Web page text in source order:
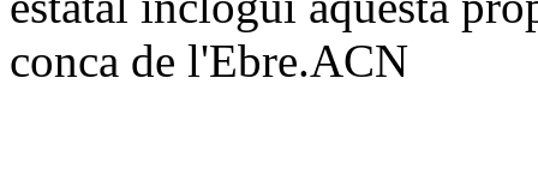
conca de l'Ebre.ACN